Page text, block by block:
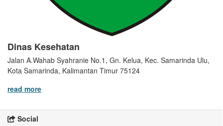
Dinas Kesehatan
Jalan A.Wahab Syahranie No.1, Gn. Kelua, Kec. Samarinda Ulu,
Kota Samarinda, Kalimantan Timur 75124
read more
Social